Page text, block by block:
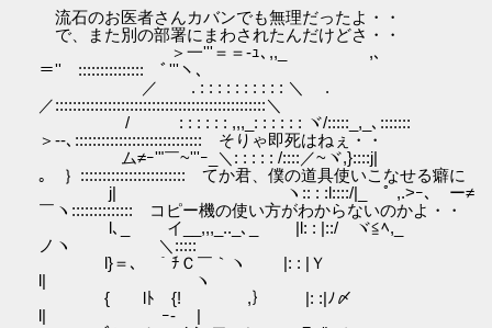
流石のお医者さんカバンでも無理だったよ・・
で、また別の部署にまわされたんだけどさ・・
＞一'''＝＝‐ｭ､,,_ ,､
＝''￣:::::::::::::::￣ﾞ'''ヽ、
／ . : : : : : : : : : : ＼ .
／::::::::::::::::::::::::::::::::::::::::::::::::＼
/ : : : : : : ,,,_: : : : : : ヾ/:::::_,_､:::::::
＞‐-､::::::::::::::::::::::::::::: そりゃ即死はねぇ・・
ム≠ｰ'"￣~'''ｰ_＼: : : : : /::::／~ヾ,}::::j|
｡ ｝:::::::::::::::::::::::: てか君、僕の道具使いこなせる癖に
j| ヽ:: : :l::::/|_ ﾟ ,.>ｰ､ゞー≠
￣ヽ:::::::::::::: コピー機の使い方がわからないのかよ・・
l､_ イ__,,,_.._､_ |l: : |::/ ヾ≦ﾍ,_
ノヽ ＼:::::
l}＝､ ｀ﾁＣ￣｀ヽ |: : |Ｙ
l| ヽ
{ lﾄ {! ,｝ |: :|ﾉ〆
l| ｰ- |